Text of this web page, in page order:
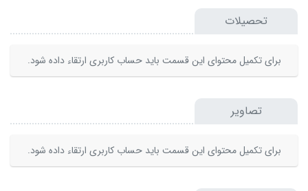
تحصیلات
برای تکمیل محتوای این قسمت باید حساب کاربری ارتقاء داده شود.
تصاویر
برای تکمیل محتوای این قسمت باید حساب کاربری ارتقاء داده شود.